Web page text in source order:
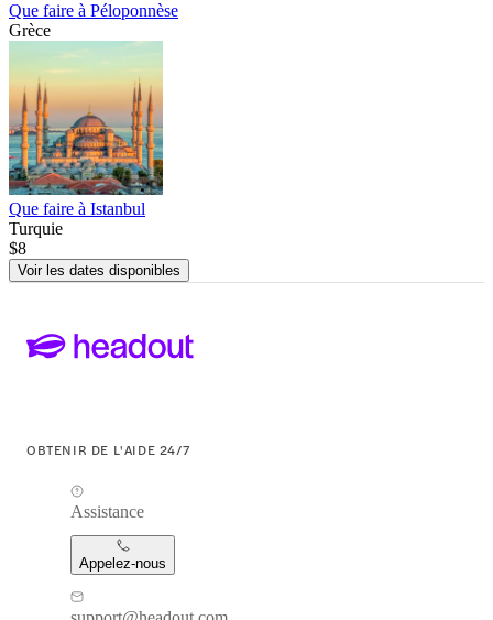
Que faire à Péloponnèse
Grèce
Que faire à Istanbul
Turquie
$8
Voir les dates disponibles
OBTENIR DE L'AIDE 24/7
Assistance
Appelez-nous